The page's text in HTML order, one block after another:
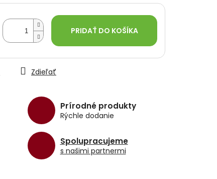
PRIDAŤ DO KOŠÍKA
Prírodné produkty
Rýchle dodanie
Spolupracujeme
s našimi partnermi
Zdieľať